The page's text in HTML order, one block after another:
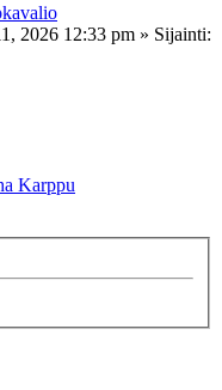
2026 12:33 pm » Sijainti:
Karppu